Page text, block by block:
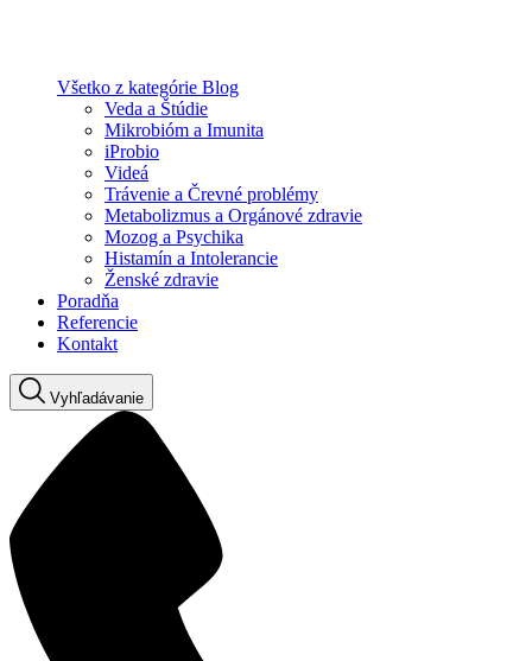
Všetko z kategórie Blog
Veda a Štúdie
Mikrobióm a Imunita
iProbio
Videá
Trávenie a Črevné problémy
Metabolizmus a Orgánové zdravie
Mozog a Psychika
Histamín a Intolerancie
Ženské zdravie
Poradňa
Referencie
Kontakt
Vyhľadávanie